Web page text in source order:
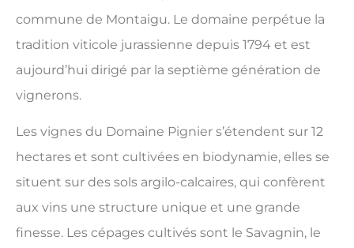
commune de Montaigu. Le domaine perpétue la
tradition viticole jurassienne depuis 1794 et est
aujourd’hui dirigé par la septième génération de
vignerons.
Les vignes du Domaine Pignier s’étendent sur 12
hectares et sont cultivées en biodynamie, elles se
situent sur des sols argilo-calcaires, qui confèrent
aux vins une structure unique et une grande
finesse. Les cépages cultivés sont le Savagnin, le